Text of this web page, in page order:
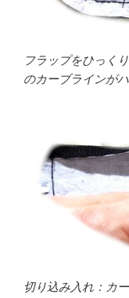
フラップをひっく
のカーブラインが
切り込み入れ：カ